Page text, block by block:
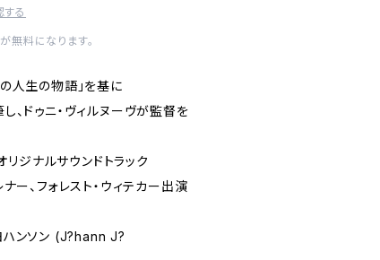
る
料になります。
人生の物語」を基に
、ドゥニ・ヴィルヌーヴが監督を
リジナルサウンドトラック
ー、フォレスト・ウィテカー出演
ハンソン (J?hann J?